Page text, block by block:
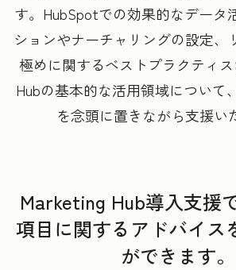
す。HubSpotでの効果的なデータ
ションやナーチャリングの設定、
極めに関するベストプラクティ
Hubの基本的な活用領域について
を念頭に置きながら支援い
Marketing Hub導入支援
項目に関するアドバイス
ができます。